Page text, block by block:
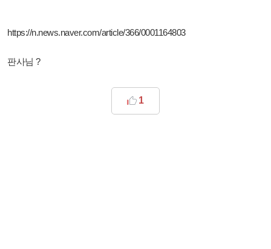
https://n.news.naver.com/article/366/0001164803
판사님 ?
1